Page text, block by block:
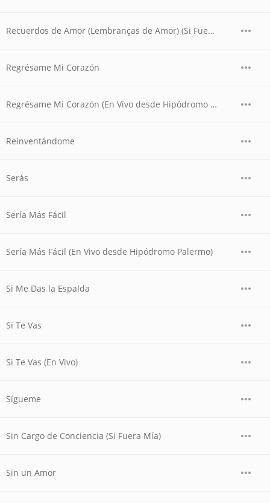
Recuerdos de Amor (Lembranças de Amor) (Si Fuera Mía)
Regrésame Mi Corazón
Regrésame Mi Corazón (En Vivo desde Hipódromo Palermo)
Reinventándome
Serás
Sería Más Fácil
Sería Más Fácil (En Vivo desde Hipódromo Palermo)
Si Me Das la Espalda
Si Te Vas
Si Te Vas (En Vivo)
Sígueme
Sin Cargo de Conciencia (Si Fuera Mía)
Sin un Amor